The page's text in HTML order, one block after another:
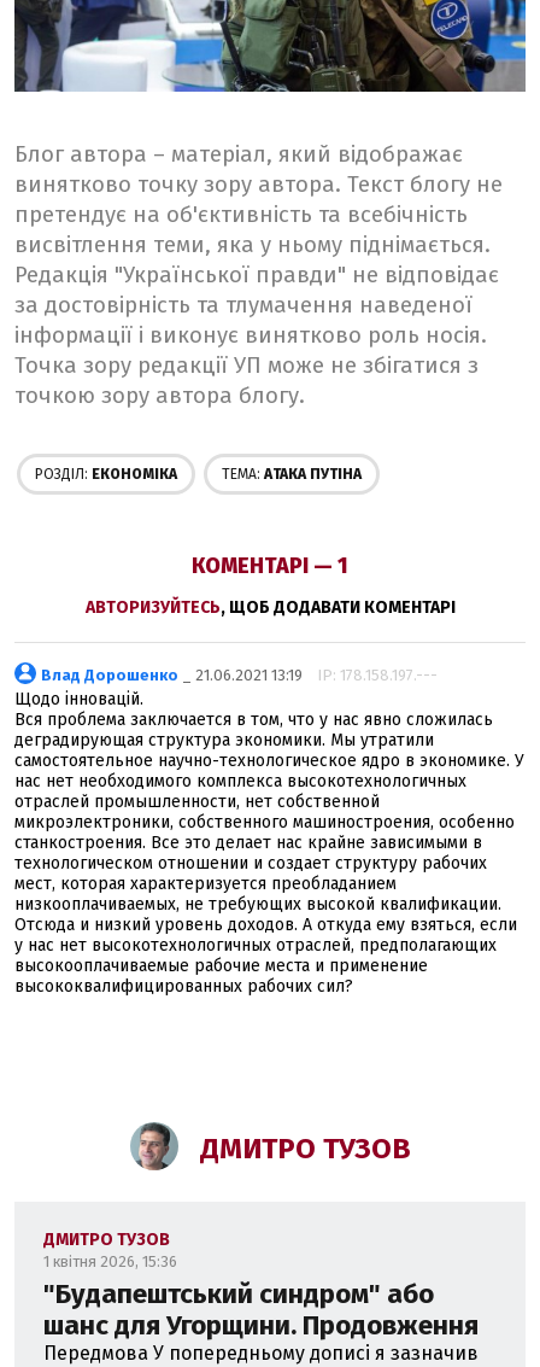
Блог автора – матеріал, який відображає
винятково точку зору автора. Текст блогу не
претендує на об'єктивність та всебічність
висвітлення теми, яка у ньому піднімається.
Редакція "Української правди" не відповідає
за достовірність та тлумачення наведеної
інформації і виконує винятково роль носія.
Точка зору редакції УП може не збігатися з
точкою зору автора блогу.
РОЗДІЛ: ЕКОНОМІКА ТЕМА: AТАКА ПУТІНА
КОМЕНТАРІ — 1
АВТОРИЗУЙТЕСЬ, ЩОБ ДОДАВАТИ КОМЕНТАРІ
Влад Дорошенко _ 21.06.2021 13:19 IP: 178.158.197.---
Щодо інновацій.
Вся проблема заключается в том, что у нас явно сложилась
деградирующая структура экономики. Мы утратили
самостоятельное научно-технологическое ядро в экономике. У
нас нет необходимого комплекса высокотехнологичных
отраслей промышленности, нет собственной
микроэлектроники, собственного машиностроения, особенно
станкостроения. Все это делает нас крайне зависимыми в
технологическом отношении и создает структуру рабочих
мест, которая характеризуется преобладанием
низкооплачиваемых, не требующих высокой квалификации.
Отсюда и низкий уровень доходов. А откуда ему взяться, если
у нас нет высокотехнологичных отраслей, предполагающих
высокооплачиваемые рабочие места и применение
высококвалифицированных рабочих сил?
ДМИТРО ТУЗОВ
ДМИТРО ТУЗОВ
1 квітня 2026, 15:36
"Будапештський синдром" або
шанс для Угорщини. Продовження
Передмова У попередньому дописі я зазначив